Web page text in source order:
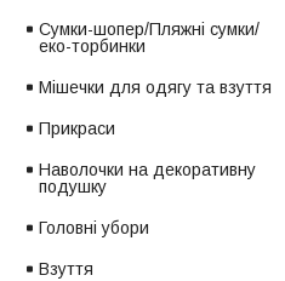
Сумки-шопер/Пляжні сумки/
еко-торбинки
Мішечки для одягу та взуття
Прикраси
Наволочки на декоративну
подушку
Головні убори
Взуття